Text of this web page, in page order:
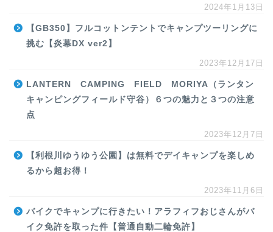
2024年1月13日
【GB350】フルコットンテントでキャンプツーリングに
挑む【炎幕DX ver2】
2023年12月17日
LANTERN CAMPING FIELD MORIYA（ランタン
キャンピングフィールド守谷）６つの魅力と３つの注意
点
2023年12月7日
【利根川ゆうゆう公園】は無料でデイキャンプを楽しめ
るから超お得！
2023年11月6日
バイクでキャンプに行きたい！アラフィフおじさんがバ
イク免許を取った件【普通自動二輪免許】